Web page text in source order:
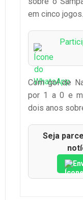
em cinco jogos.
Com gol de
por 1 a 0 e
dois anos
Seja